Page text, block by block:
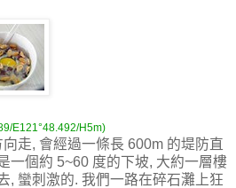
E121°48.492/H5m)
走, 會經過一條長 600m 的堤防直
一個約 5~60 度的下坡, 大約一層樓
, 蠻刺激的. 我們一路在碎石灘上狂